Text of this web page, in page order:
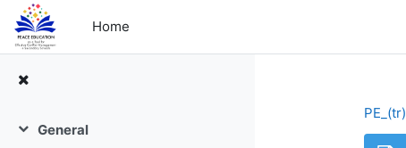
Skip to main content
Home
Collapse
General
PE_(tr)